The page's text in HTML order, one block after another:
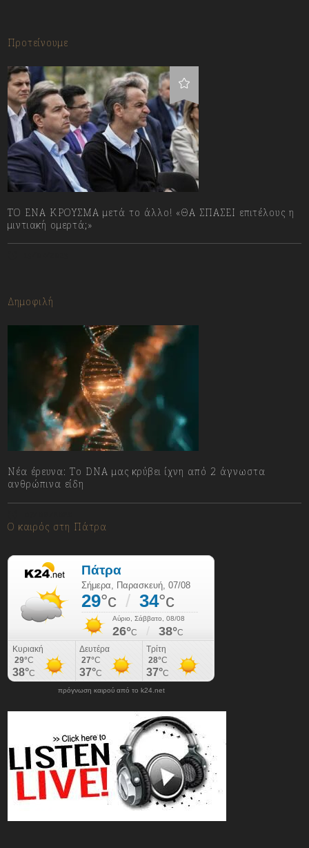
Προτείνουμε
ΤΟ ΕΝΑ ΚΡΟΥΣΜΑ μετά το άλλο! «ΘΑ ΣΠΑΣΕΙ επιτέλους η
μιντιακή ομερτά;»
Δημοφιλή
Νέα έρευνα: Το DNA μας κρύβει ίχνη από 2 άγνωστα
ανθρώπινα είδη
Ο καιρός στη Πάτρα
πρόγνωση καιρού από το k24.net